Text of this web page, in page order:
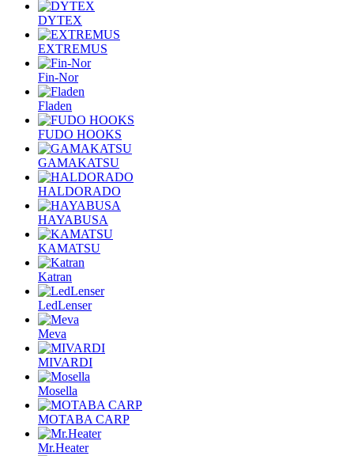
DYTEX
EXTREMUS
Fin-Nor
Fladen
FUDO HOOKS
GAMAKATSU
HALDORADO
HAYABUSA
KAMATSU
Katran
LedLenser
Meva
MIVARDI
Mosella
MOTABA CARP
Mr.Heater